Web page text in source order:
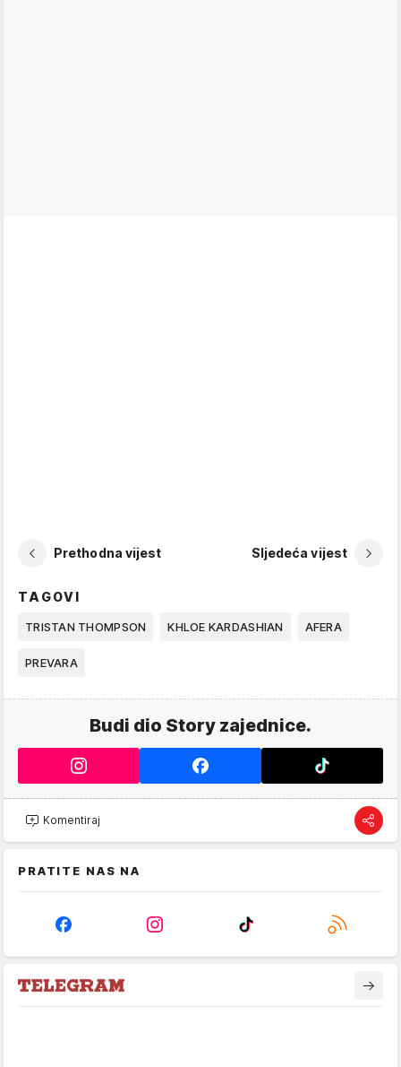
Prethodna vijest Sljedeća vijest
TAGOVI
TRISTAN THOMPSON KHLOE KARDASHIAN AFERA
PREVARA
Budi dio Story zajednice.
Komentiraj
PRATITE NAS NA